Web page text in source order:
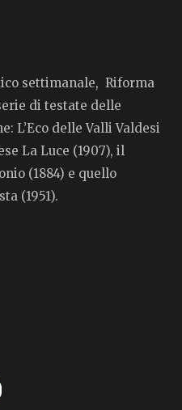
settimanale, Riforma
di testate delle
L’Eco delle Valli Valdesi
La Luce (1907), il
(1884) e quello
(1951).